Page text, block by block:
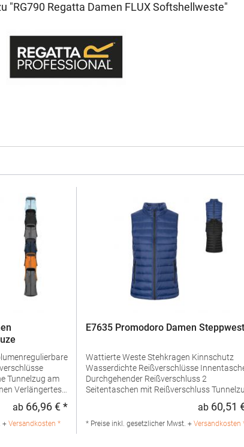
"RG790 Regatta Damen FLUX Softshellweste"
in
Regulärer Preis:
ab 66,96 € *
+ Versandkosten *
E7635 Promodoro Damen
Wattierte Weste Stehkragen Kinnschutz
Wasserdichte Reißverschlüsse Innentasche
Durchgehender Reißverschluss 2
Seitentaschen mit Reißverschluss Tunnelzug
Außen-/Innenmaterial 100 % Nylon,
ab 60,51
* Preise inkl. gesetzlicher Mwst. + Versandkosten